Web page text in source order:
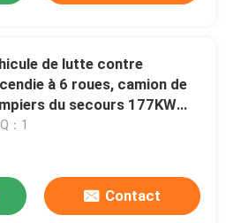
de lutte contre
à 6 roues, camion de
du secours 177KW
la grue 5T
：1
Contact